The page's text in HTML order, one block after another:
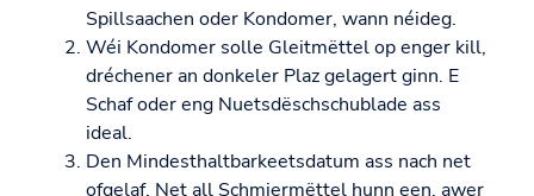
Spillsaachen oder Kondomer, wann néideg.
Wéi Kondomer solle Gleitmëttel op enger kill,
dréchener an donkeler Plaz gelagert ginn. E
Schaf oder eng Nuetsdëschschublade ass
ideal.
Den Mindesthaltbarkeetsdatum ass nach net
ofgelaf. Net all Schmiermëttel hunn een, awer